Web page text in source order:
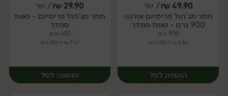
יח׳ מארז
49.90
₪/ יח׳
תמר מג'הול פרימיום אורגני
900 גרם - נאות סמדר
900 גרם
5.54 ₪ ל-100 גרם
הוספה לסל
29.90
₪/ יח׳
תמר מג'הול פרימיום - נאות
סמדר
400 גרם
7.47 ₪ ל-100 גרם
הוספה לסל